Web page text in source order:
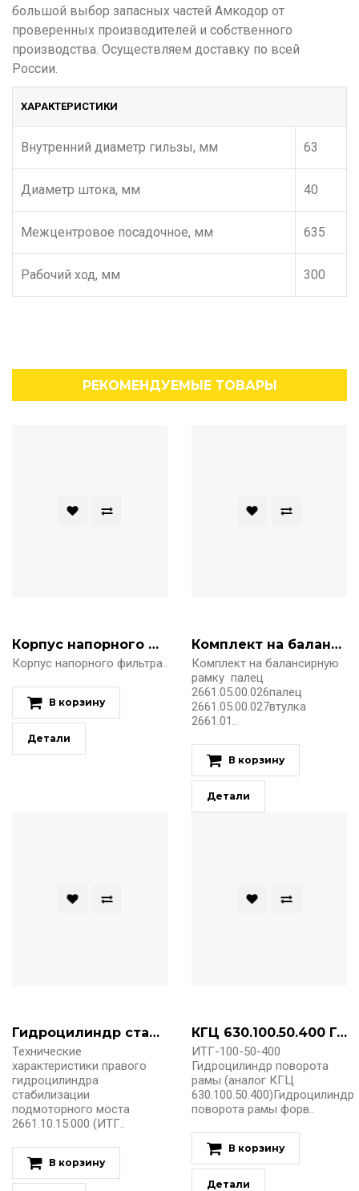
большой выбор запасных частей Амкодор от
проверенных производителей и собственного
производства. Осуществляем доставку по всей
России.
ХАРАКТЕРИСТИКИ
Внутренний диаметр гильзы, мм 63
Диаметр штока, мм 40
Межцентровое посадочное, мм 635
Рабочий ход, мм 300
РЕКОМЕНДУЕМЫЕ ТОВАРЫ
Корпус напорного фильтра
Корпус напорного фильтра..
В корзину
Детали
Комплект на балансирную рамку
Комплект на балансирную
рамку палец
2661.05.00.026палец
2661.05.00.027втулка
2661.01..
В корзину
Детали
Гидроцилиндр стабилизации подмоторного моста 2661.10.15.000 (ИТГ-63-40-300) правый
Технические
характеристики правого
гидроцилиндра
стабилизации
подмоторного моста
2661.10.15.000 (ИТГ..
В корзину
КГЦ 630.100.50.400 Гидроцилиндр поворота рамы (ИТГ-100-50-400)
ИТГ-100-50-400
Гидроцилиндр поворота
рамы (аналог КГЦ
630.100.50.400)Гидроцилиндр
поворота рамы форв..
В корзину
Детали